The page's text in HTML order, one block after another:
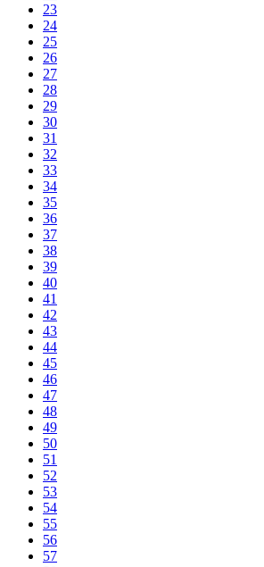
23
24
25
26
27
28
29
30
31
32
33
34
35
36
37
38
39
40
41
42
43
44
45
46
47
48
49
50
51
52
53
54
55
56
57